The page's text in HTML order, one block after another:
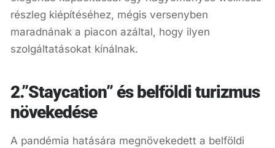
részleg kiépítéséhez, mégis versenyben
maradnának a piacon azáltal, hogy ilyen
szolgáltatásokat kínálnak.
2.”Staycation” és belföldi turizmus
növekedése
A pandémia hatására megnövekedett a belföldi